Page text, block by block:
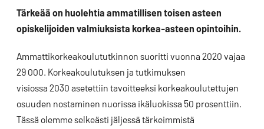
Tärkeää on huolehtia ammatillisen toisen asteen
opiskelijoiden valmiuksista korkea-asteen opintoihin.
Ammattikorkeakoulututkinnon suoritti vuonna 2020 vajaa
29 000. Korkeakoulutuksen ja tutkimuksen
visiossa 2030 asetettiin tavoitteeksi korkeakoulutettujen
osuuden nostaminen nuorissa ikäluokissa 50 prosenttiin.
Tässä olemme selkeästi jäljessä tärkeimmistä